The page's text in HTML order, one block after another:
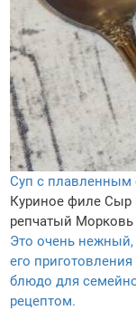
Суп с
Куриное филе Сыр
репчатый Морковь
Это очень
его
блюдо для
рецептом.